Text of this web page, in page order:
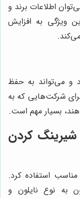
اطلاعات برند و
ویژگی به افزایش
و می‌تواند به حفظ
شرکت‌هایی که به
بسیار مهم است.
کردن
استفاده کرد.
به نوع نایلون و